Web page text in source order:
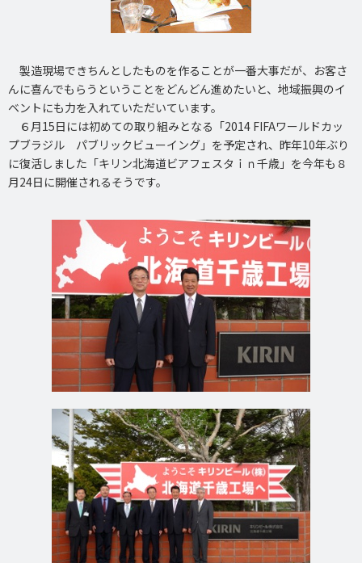
製造現場できちんとしたものを作ることが一番大事だが、お客さ
んに喜んでもらうということをどんどん進めたいと、地域振興のイ
ベントにも力を入れていただいています。
６月15日には初めての取り組みとなる「2014 FIFAワールドカッ
プブラジル パブリックビューイング」を予定され、昨年10年ぶり
に復活しました「キリン北海道ビアフェスタｉｎ千歳」を今年も８
月24日に開催されるそうです。